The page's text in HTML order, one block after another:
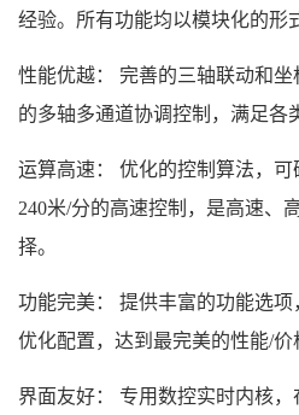
经验。所有功能均以模块化的形
性能优越： 完善的三轴联动和
的多轴多通道协调控制，满足各
运算高速： 优化的控制算法，
240米/分的高速控制，是高速、
择。
功能完美： 提供丰富的功能选
优化配置，达到最完美的性能/价
界面友好： 专用数控实时内核